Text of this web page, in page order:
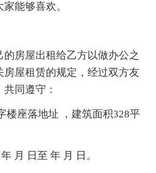
能够喜欢。
的房屋出租给乙方以做办公之
屋租赁的规定，经过双方友
同遵守：
楼座落地址 ，建筑面积328平
月 日至 年 月 日。